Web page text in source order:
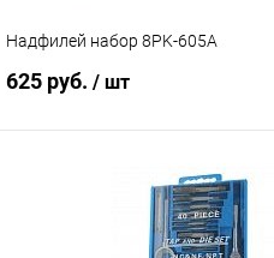
Надфилей набор 8PK-605A
625 руб. / шт
В корзину